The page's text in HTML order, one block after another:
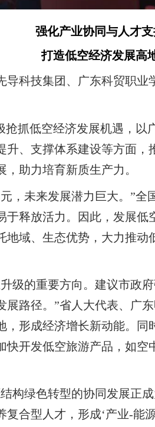
强化产业协同与人才
打造低空经济发展高
科技集团、广东科贸职
抓低空经济发展机遇，
、支撑体系建设等方面
助力培育新质生产力。
，未来发展潜力巨大。”
释放活力。因此，发展低
域、生态优势，大力推
级的重要方向。建议市政
路径。”省人大代表、广
形成经济增长新动能。
开发低空旅游产品，如
构绿色转型的协同发展正
复合型人才，形成‘产业-能